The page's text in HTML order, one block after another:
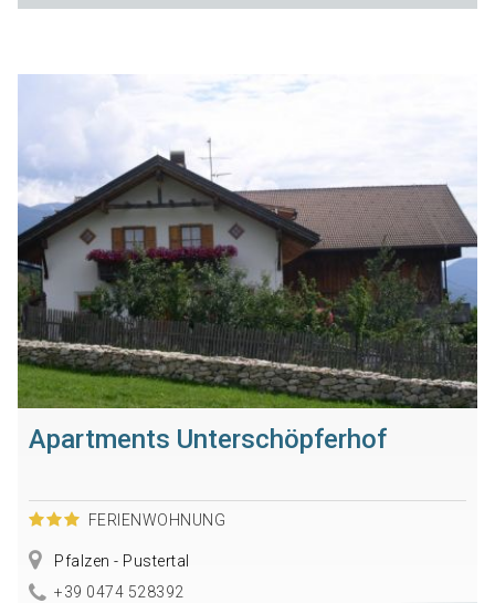
Apartments Unterschöpferhof
FERIENWOHNUNG
Pfalzen - Pustertal
+39 0474 528392